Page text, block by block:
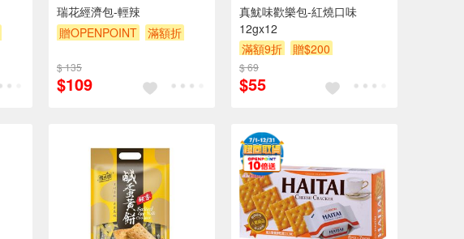
瑞花經濟包-輕辣
贈OPENPOINT
滿額折
$ 135
$109
真魷味歡樂包-紅燒口味
12gx12
滿額9折
贈$200
$ 69
$55